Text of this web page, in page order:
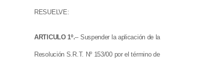
RESUELVE:
ARTICULO 1º.– Suspender la aplicación de la
Resolución S.R.T. Nº 153/00 por el término de